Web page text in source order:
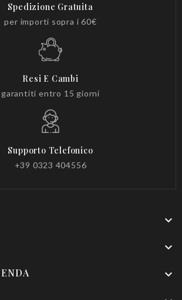
Spedizione Gratuita
per importi sopra i 60€
Resi E Cambi
garantiti entro 15 giorni
Supporto Telefonico
+39 0323 404556


